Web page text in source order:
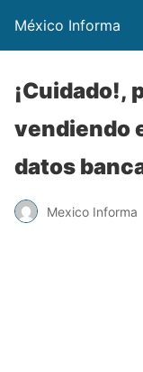
México Informa
¡Cuidado!,
vendiendo
datos
Mexico Informa